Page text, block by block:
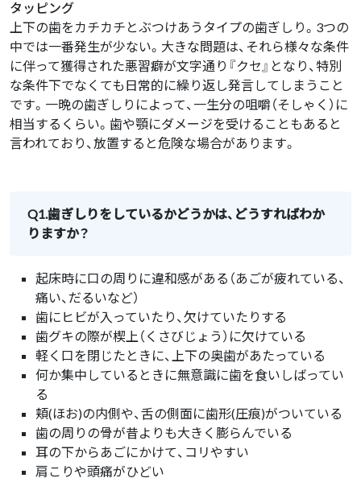
タッピング
上下の歯をカチカチとぶつけあうタイプの歯ぎしり。3つの
中では一番発生が少ない。大きな問題は、それら様々な条件
に伴って獲得された悪習癖が文字通り『クセ』となり、特別
な条件下でなくても日常的に繰り返し発言してしまうこと
です。一晩の歯ぎしりによって、一生分の咀嚼（そしゃく）に
相当するくらい。歯や顎にダメージを受けることもあると
言われており、放置すると危険な場合があります。
Q1.歯ぎしりをしているかどうかは、どうすればわか
りますか？
起床時に口の周りに違和感がある（あごが疲れている、
痛い、だるいなど）
歯にヒビが入っていたり、欠けていたりする
歯グキの際が楔上（くさびじょう）に欠けている
軽く口を閉じたときに、上下の奥歯があたっている
何か集中しているときに無意識に歯を食いしばってい
る
頬(ほお)の内側や、舌の側面に歯形(圧痕)がついている
歯の周りの骨が昔よりも大きく膨らんでいる
耳の下からあごにかけて、コリやすい
肩こりや頭痛がひどい